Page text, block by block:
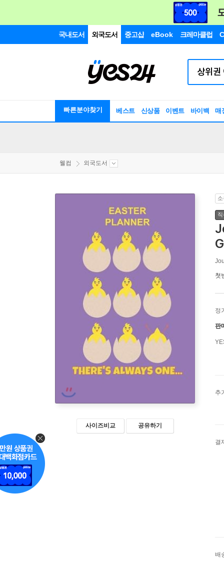
국내도서 외국도서 중고샵 eBook 크레마클럽
빠른분야찾기 베스트 신상품 이벤트 바이백 매
웰컴 외국도서
사이즈비교 공유하기
첫
정
판
추
결
배